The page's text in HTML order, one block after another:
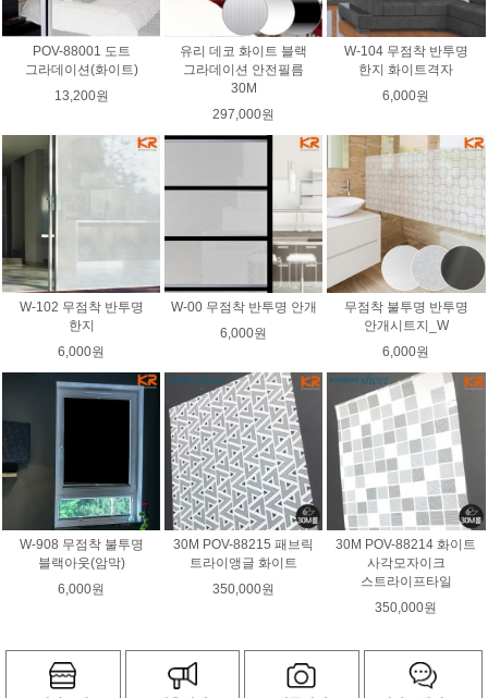
POV-88001 도트
그라데이션(화이트)
13,200원
유리 데코 화이트 블랙
그라데이션 안전필름
30M
297,000원
W-104 무점착 반투명
한지 화이트격자
6,000원
W-102 무점착 반투명
한지
6,000원
W-00 무점착 반투명 안개
6,000원
무점착 불투명 반투명
안개시트지_W
6,000원
W-908 무점착 불투명
블랙아웃(암막)
6,000원
30M POV-88215 패브릭
트라이앵글 화이트
350,000원
30M POV-88214 화이트
사각모자이크
스트라이프타일
350,000원